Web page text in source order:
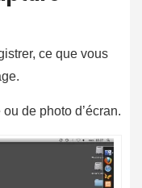
ce que vous
de photo d’écran.